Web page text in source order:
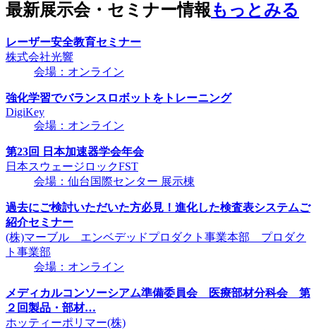
最新展示会・セミナー情報もっとみる
レーザー安全教育セミナー
株式会社光響
会場：オンライン
強化学習でバランスロボットをトレーニング
DigiKey
会場：オンライン
第23回 日本加速器学会年会
日本スウェージロックFST
会場：仙台国際センター 展示棟
過去にご検討いただいた方必見！進化した検査表システムご
紹介セミナー
(株)マーブル エンベデッドプロダクト事業本部 プロダク
ト事業部
会場：オンライン
メディカルコンソーシアム準備委員会 医療部材分科会 第
２回製品・部材…
ホッティーポリマー(株)